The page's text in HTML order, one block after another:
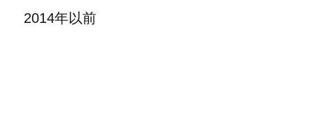
2014年以前